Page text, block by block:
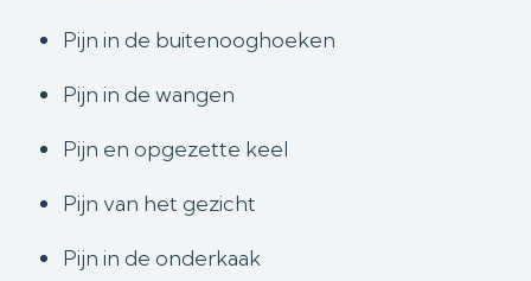
Pijn in de buitenooghoeken
Pijn in de wangen
Pijn en opgezette keel
Pijn van het gezicht
Pijn in de onderkaak